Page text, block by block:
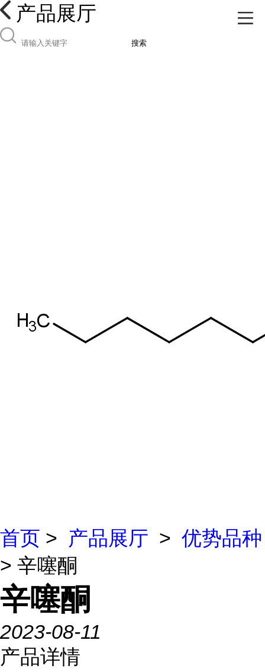
产品展厅
搜索
首页 > 产品展厅 > 优势品种
> 辛噻酮
辛噻酮
2023-08-11
产品详情